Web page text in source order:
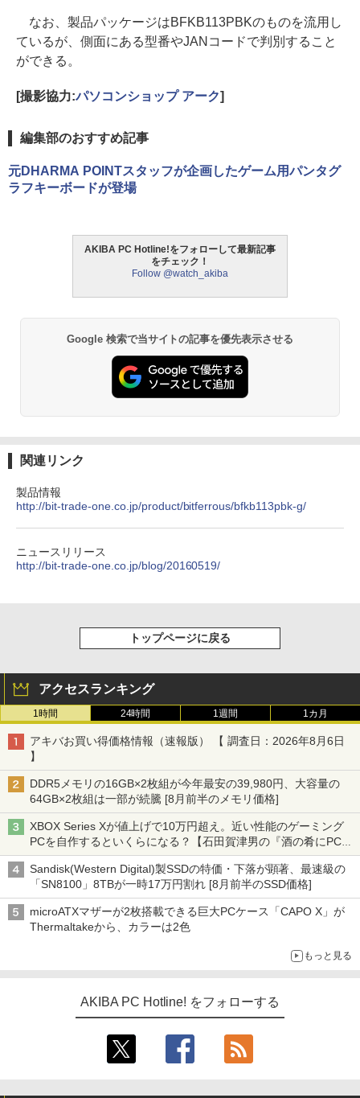
なお、製品パッケージはBFKB113PBKのものを流用し
ているが、側面にある型番やJANコードで判別すること
ができる。
[撮影協力:パソコンショップ アーク]
編集部のおすすめ記事
元DHARMA POINTスタッフが企画したゲーム用パンタグ
ラフキーボードが登場
AKIBA PC Hotline!をフォローして最新記事
をチェック！
Follow @watch_akiba
Google 検索で当サイトの記事を優先表示させる
関連リンク
製品情報
http://bit-trade-one.co.jp/product/bitferrous/bfkb113pbk-g/
ニュースリリース
http://bit-trade-one.co.jp/blog/20160519/
トップページに戻る
アクセスランキング
1時間 24時間 1週間 1カ月
アキバお買い得価格情報（速報版） 【 調査日：2026年8月6日
】
DDR5メモリの16GB×2枚組が今年最安の39,980円、大容量の
64GB×2枚組は一部が続騰 [8月前半のメモリ価格]
XBOX Series Xが値上げで10万円超え。近い性能のゲーミング
PCを自作するといくらになる？【石田賀津男の『酒の肴にPCゲ
ーム』】
Sandisk(Western Digital)製SSDの特価・下落が顕著、最速級の
「SN8100」8TBが一時17万円割れ [8月前半のSSD価格]
microATXマザーが2枚搭載できる巨大PCケース「CAPO X」が
Thermaltakeから、カラーは2色
もっと見る
AKIBA PC Hotline! をフォローする